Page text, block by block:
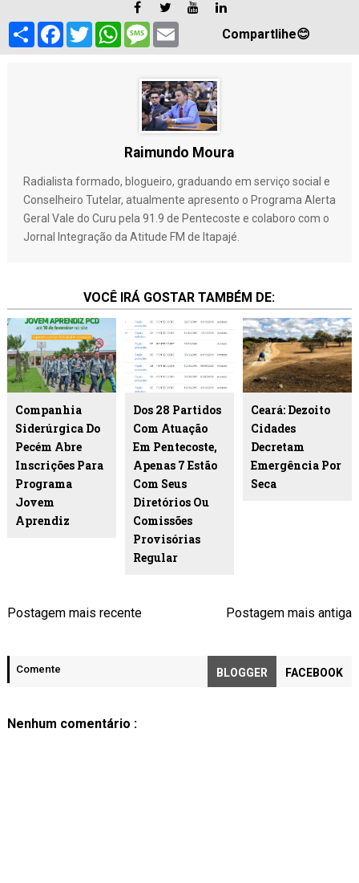
S
a
F
c
T
w
i
W
h
a
M
s
a
g
e
E
a
l
Compartlihe😊
Raimundo Moura
Radialista formado, blogueiro, graduando em serviço social e
Conselheiro Tutelar, atualmente apresento o Programa Alerta
Geral Vale do Curu pela 91.9 de Pentecoste e colaboro com o
Jornal Integração da Atitude FM de Itapajé.
VOCÊ IRÁ GOSTAR TAMBÉM DE:
Companhia
Siderúrgica Do
Pecém Abre
Inscrições Para
Programa
Jovem
Aprendiz
Dos 28 Partidos
Com Atuação
Em Pentecoste,
Apenas 7 Estão
Com Seus
Diretórios Ou
Comissões
Provisórias
Regular
Ceará: Dezoito
Cidades
Decretam
Emergência Por
Seca
Postagem mais recente Postagem mais antiga
Comente BLOGGER FACEBOOK
Nenhum comentário :